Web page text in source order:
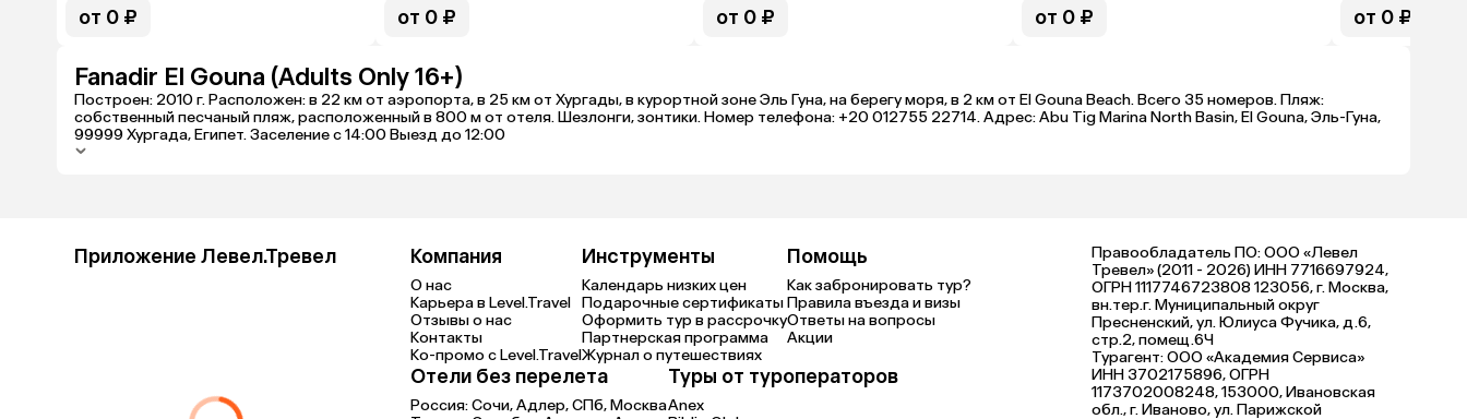
от 0 ₽ от 0 ₽ от 0 ₽ от 0 ₽ от 0 ₽
Fanadir El Gouna (Adults Only 16+)
Построен: 2010 г. Расположен: в 22 км от аэропорта, в 25 км от Хургады, в курортной зоне Эль Гуна, на берегу моря, в 2 км от El Gouna Beach. Всего 35 номеров. Пляж:
собственный песчаный пляж, расположенный в 800 м от отеля. Шезлонги, зонтики. Номер телефона: +20 012755 22714. Адрес: Abu Tig Marina North Basin, El Gouna, Эль-Гуна,
99999 Хургада, Египет. Заселение с 14:00 Выезд до 12:00
Приложение Левел.Тревел Компания
О нас
Карьера в Level.Travel
Отзывы о нас
Контакты
Ко-промо с Level.Travel
Инструменты
Календарь низких цен
Подарочные сертификаты
Оформить тур в рассрочку
Партнерская программа
Журнал о путешествиях
Помощь
Как забронировать тур?
Правила въезда и визы
Ответы на вопросы
Акции
Отели без перелета
Россия:Сочи,Адлер,СПб,Москва
Туры от туроператоров
Anex
Правообладатель ПО: ООО «Левел
Тревел» (2011 - 2026) ИНН 7716697924,
ОГРН 1117746723808 123056, г. Москва,
вн.тер.г. Муниципальный округ
Пресненский, ул. Юлиуса Фучика, д.6,
стр.2, помещ.6Ч
Турагент: ООО «Академия Сервиса»
ИНН 3702175896, ОГРН
1173702008248, 153000, Ивановская
обл., г. Иваново, ул. Парижской